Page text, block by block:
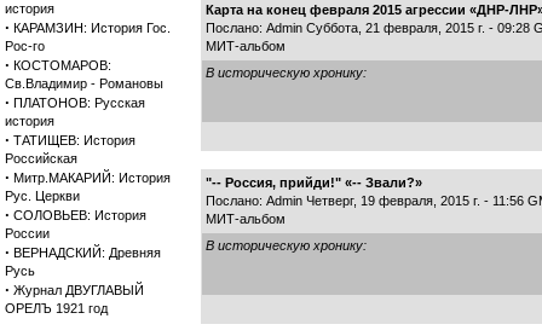
история
· КАРАМЗИН: История Гос.
Рос-го
· КОСТОМАРОВ:
Св.Владимир - Романовы
· ПЛАТОНОВ: Русская
история
· ТАТИЩЕВ: История
Российская
· Митр.МАКАРИЙ: История
Рус. Церкви
· СОЛОВЬЕВ: История
России
· ВЕРНАДСКИЙ: Древняя
Русь
· Журнал ДВУГЛАВЫЙ
ОРЕЛЪ 1921 год
Карта на конец февраля 2015 агрессии «ДНР-
Послано: Admin Суббота, 21 февраля, 2015 г. - 09:28
МИТ-альбом
В историческую хронику:
"-- Россия, прийди!" «-- Звали?»
Послано: Admin Четверг, 19 февраля, 2015 г. - 11:56
МИТ-альбом
В историческую хронику: